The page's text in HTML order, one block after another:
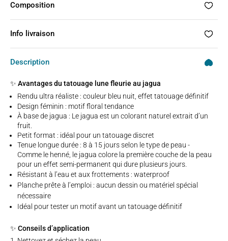
Composition
Info livraison
Description
✨ Avantages du tatouage lune fleurie au jagua
Rendu ultra réaliste : couleur bleu nuit, effet tatouage définitif
Design féminin : motif floral tendance
À base de jagua : Le jagua est un colorant naturel extrait d’un
fruit.
Petit format : idéal pour un tatouage discret
Tenue longue durée : 8 à 15 jours selon le type de peau -
Comme le henné, le jagua colore la première couche de la peau
pour un effet semi-permanent qui dure plusieurs jours.
Résistant à l’eau et aux frottements : waterproof
Planche prête à l’emploi : aucun dessin ou matériel spécial
nécessaire
Idéal pour tester un motif avant un tatouage définitif
✨ Conseils d’application